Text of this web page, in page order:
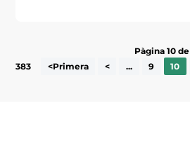
Pàgina 10 de
383
<Primera < ... 9 10